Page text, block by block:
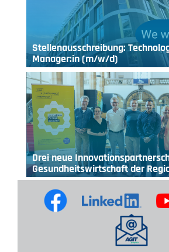
Stellenausschreibung:
Manager:in (m/w/d)
Drei neue
Gesundheitswirtschaft der